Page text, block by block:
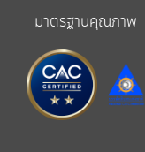
มาตรฐานคุณภาพ